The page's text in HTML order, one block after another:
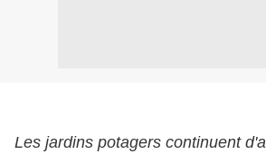
Les jardins potagers continuent